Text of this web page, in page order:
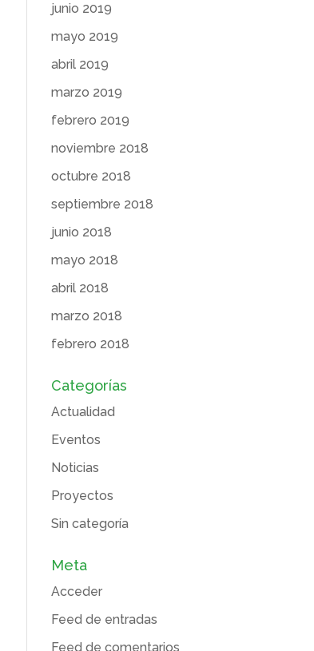
junio 2019
mayo 2019
abril 2019
marzo 2019
febrero 2019
noviembre 2018
octubre 2018
septiembre 2018
junio 2018
mayo 2018
abril 2018
marzo 2018
febrero 2018
Categorías
Actualidad
Eventos
Noticias
Proyectos
Sin categoría
Meta
Acceder
Feed de entradas
Feed de comentarios